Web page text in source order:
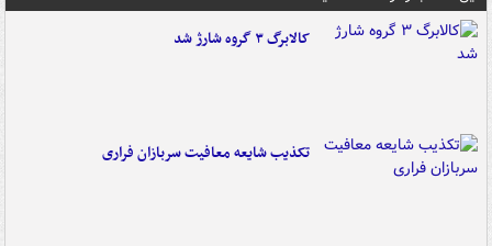
کالابرگ ۳ گروه شارژ شد
تکذیب شایعه معافیت سربازان فراری